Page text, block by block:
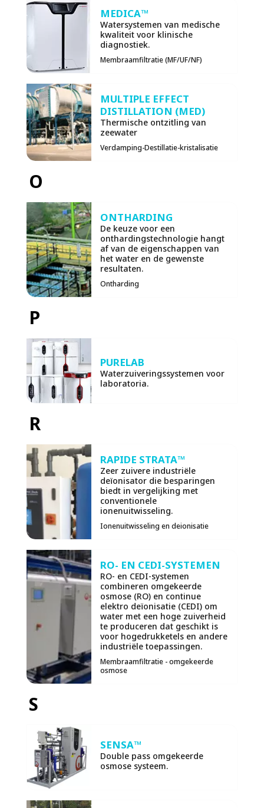
MEDICA™
Watersystemen van medische
kwaliteit voor klinische
diagnostiek.
Membraamfiltratie (MF/UF/NF)
MULTIPLE EFFECT
DISTILLATION (MED)
Thermische ontzitling van
zeewater
Verdamping-Destillatie-kristalisatie
O
ONTHARDING
De keuze voor een
onthardingstechnologie hangt
af van de eigenschappen van
het water en de gewenste
resultaten.
Ontharding
P
PURELAB
Waterzuiveringssystemen voor
laboratoria.
R
RAPIDE STRATA™
Zeer zuivere industriële
deïonisator die besparingen
biedt in vergelijking met
conventionele
ionenuitwisseling.
Ionenuitwisseling en deionisatie
RO- EN CEDI-SYSTEMEN
RO- en CEDI-systemen
combineren omgekeerde
osmose (RO) en continue
elektro deïonisatie (CEDI) om
water met een hoge zuiverheid
te produceren dat geschikt is
voor hogedrukketels en andere
industriële toepassingen.
Membraamfiltratie - omgekeerde
osmose
S
SENSA™
Double pass omgekeerde
osmose systeem.